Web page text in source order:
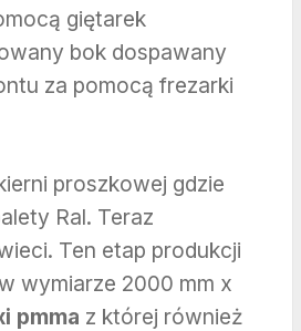
giętarek
bok dospawany
za pomocą frezarki
proszkowej gdzie
Ral. Teraz
Ten etap produkcji
wymiarze 2000 mm x
pmma z której również